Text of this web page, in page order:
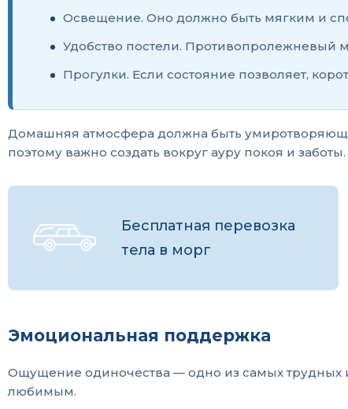
Освещение. Оно должно быть мягким и
Удобство постели. Противопролежневый
Прогулки. Если состояние позволяет,
Домашняя атмосфера должна быть
поэтому важно создать вокруг ауру покоя и заботы.
Бесплатная перевозка
тела в морг
Эмоциональная поддержка
Ощущение одиночества — одно из самых трудных
любимым.